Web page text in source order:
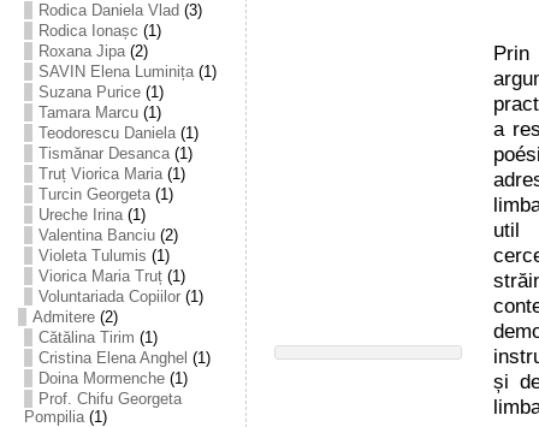
Rodica Daniela Vlad (3)
Rodica Ionașc (1)
Roxana Jipa(2)
SAVIN Elena Luminița(1)
Suzana Purice(1)
Tamara Marcu(1)
Teodorescu Daniela(1)
Tismănar Desanca(1)
Truț Viorica Maria(1)
Turcin Georgeta(1)
Ureche Irina(1)
Valentina Banciu(2)
Violeta Tulumis (1)
Viorica Maria Truț(1)
Voluntariada Copiilor(1)
Admitere(2)
Cătălina Tirim (1)
Cristina Elena Anghel (1)
Doina Mormenche(1)
Prof. Chifu Georgeta
Pompilia(1)
a
util
și